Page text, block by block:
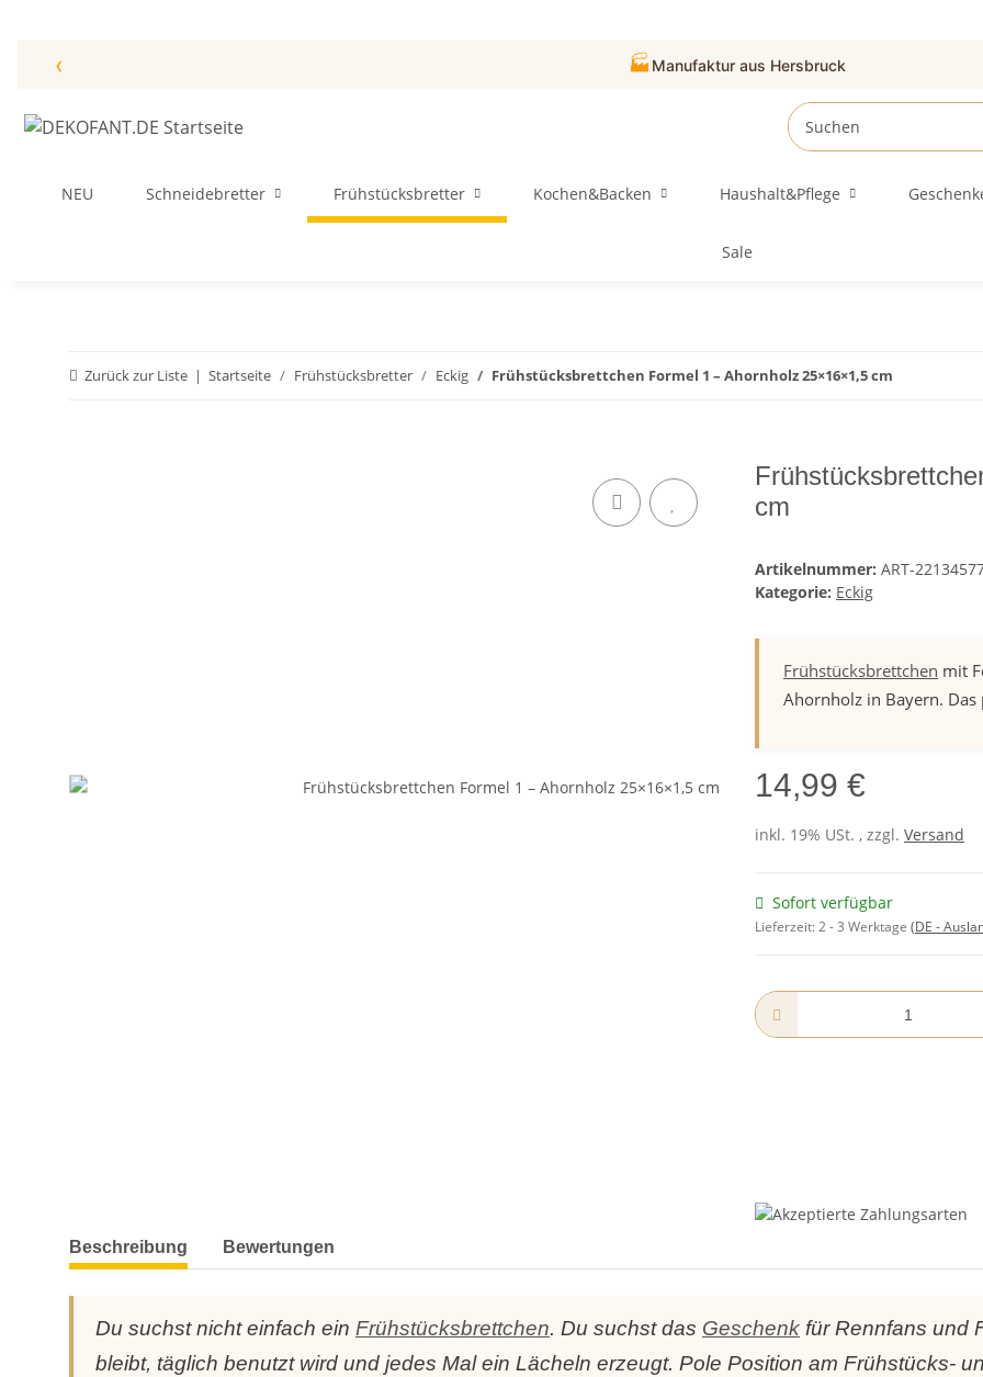
‹ 🏭 Manufaktur aus Hersbruck
NEU Schneidebretter Frühstücksbretter Kochen&Backen Haushalt&Pflege
Sale
Zurück zur Liste Startseite Frühstücksbretter Eckig Frühstücksbrettchen Formel 1 – Ahornholz 25×16×1,5 cm
cm
Artikelnummer: ART-
Kategorie: Eckig
Frühstücksbrettchen mit
Ahornholz in Bayern. Das
14,99 €
inkl. 19% USt. , zzgl. Versand
Sofort verfügbar
Lieferzeit:2 - 3 Werktage (DE -
weitere Registerkarten anzeigen
Beschreibung Bewertungen
Du suchst nicht einfach ein Frühstücksbrettchen. Du suchst das Geschenk für Rennfans und
bleibt, täglich benutzt wird und jedes Mal ein Lächeln erzeugt. Pole Position am Frühstücks-